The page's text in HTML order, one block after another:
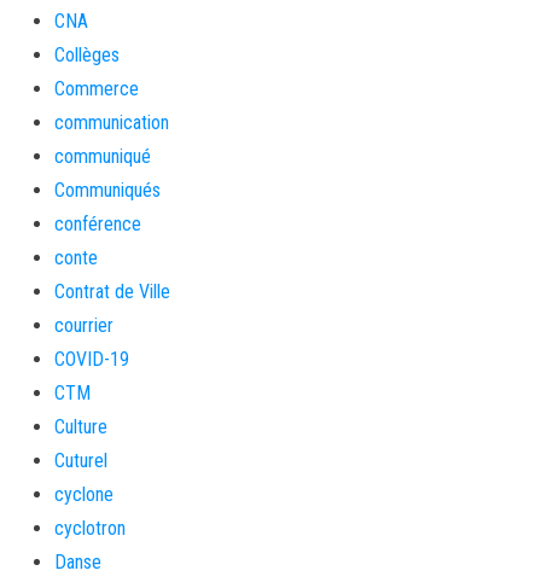
CNA
Collèges
Commerce
communication
communiqué
Communiqués
conférence
conte
Contrat de Ville
courrier
COVID-19
CTM
Culture
Cuturel
cyclone
cyclotron
Danse